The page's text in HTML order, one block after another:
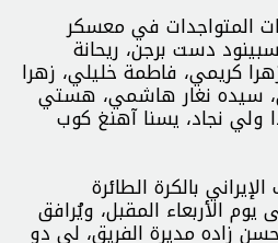
المتواجدات في معسكر
دست برجن، ريحانة
كريمي، فاطمة خليلي، زهرا
سيده نغار هاشمي، هستي
ولي نجاد، يسنا آهنغ كوب
بالكرة الطائرة
الأربعاء المقبل، ويُرافق
زاده مديرة الفريق، لي دو